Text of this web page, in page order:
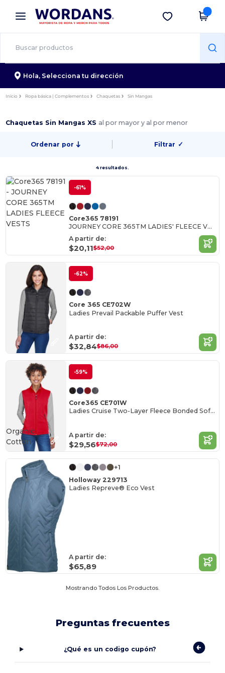
× App de Wordans
¡Mejores precios en app!
Descargar app
Hola, Selecciona tu dirección
Inicio Ropa básica | Complementos Chaquetas Sin Mangas
Chaquetas Sin Mangas XS al por mayor y al por menor
Ordenar por Filtrar ✓
4 resultados.
-61%
Core365 78191
JOURNEY CORE 365TM LADIES' FLEECE VESTS
A partir de:
$20,11$52,00
-62%
Core 365 CE702W
Ladies Prevail Packable Puffer Vest
A partir de:
$32,84$86,00
-59%
Core365 CE701W
Ladies Cruise Two-Layer Fleece Bonded Soft Shell Vest
A partir de:
$29,56$72,00
Organic
Cotton
+1
Holloway 229713
Ladies Repreve® Eco Vest
A partir de:
$65,89
Mostrando Todos Los Productos.
Preguntas frecuentes
¿Qué es un codigo cupón?